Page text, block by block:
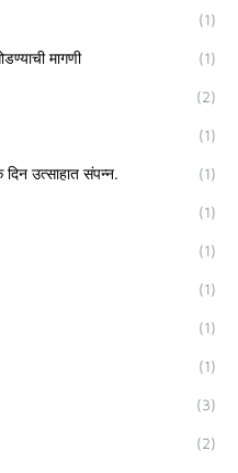
(1)
मागणी (1)
(2)
(1)
दिन उत्साहात संपन्न. (1)
(1)
(1)
(1)
(1)
(1)
(3)
(2)